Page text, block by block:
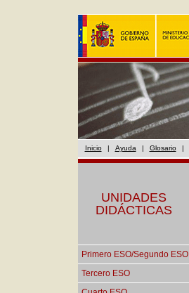
Inicio | Ayuda | Glosario |
UNIDADES
DIDÁCTICAS
Primero ESO/Segundo ESO
Tercero ESO